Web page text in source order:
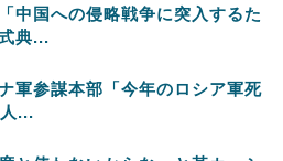
「中国への侵略戦争に突入するた
典...
軍参謀本部「今年のロシア軍死
...